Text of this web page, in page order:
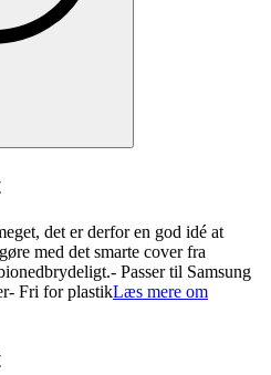
det er derfor en god idé at
med det smarte cover fra
Passer til Samsung
Fri for plastikLæs mere om